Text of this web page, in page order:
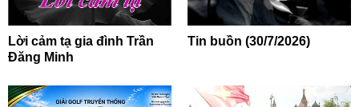
Lời cảm tạ gia đình Trần
Đăng Minh
Tin buồn (30/7/2026)